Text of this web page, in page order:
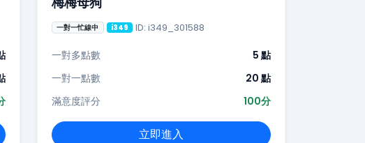
一對一忙線中 i349 ID: i349_301588
一對多點數
5 點
一對一點數
20 點
滿意度評分
100分
立即進入